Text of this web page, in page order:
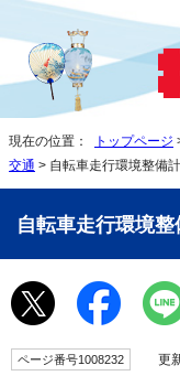
現在の位置： トップページ
交通 > 自転車走行環境整備
自転車走行環境
ページ番号1008232 更新